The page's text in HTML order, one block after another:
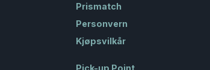
Prismatch
Personvern
Kjøpsvilkår
Pick-up Point